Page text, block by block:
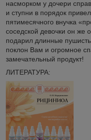
насморком у дочери
и ступни в порядок
пятимесячного внучка
соседской девочки он же
подарил длинные
поклон Вам и огромное
замечательный продукт!
ЛИТЕРАТУРА: